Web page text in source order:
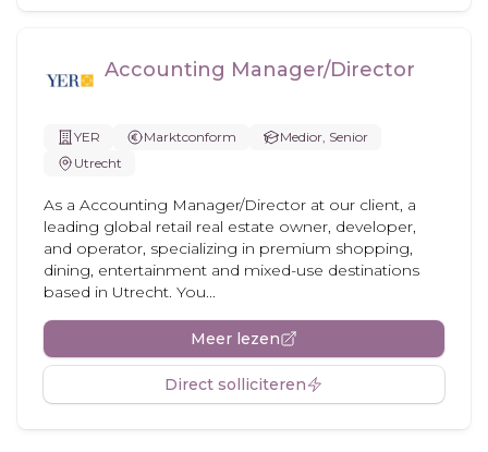
Accounting Manager/Director
YER Marktconform
Medior, Senior
Utrecht
As a Accounting Manager/Director at our client, a
leading global retail real estate owner, developer,
and operator, specializing in premium shopping,
dining, entertainment and mixed-use destinations
based in Utrecht. You...
Meer lezen
Direct solliciteren